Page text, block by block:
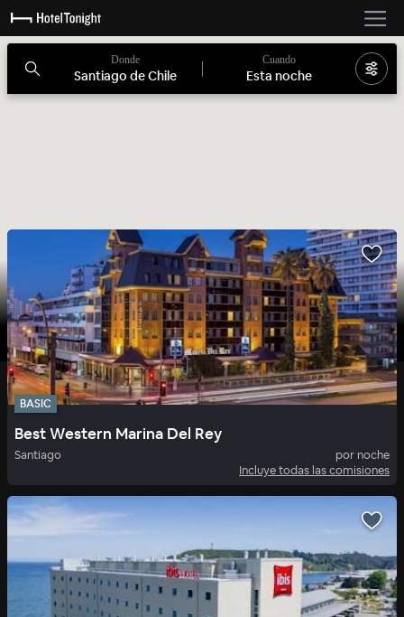
Donde
Santiago de Chile
Cuando
Esta noche
BASIC
Best Western Marina Del Rey
Santiago
por noche
Incluye todas las comisiones